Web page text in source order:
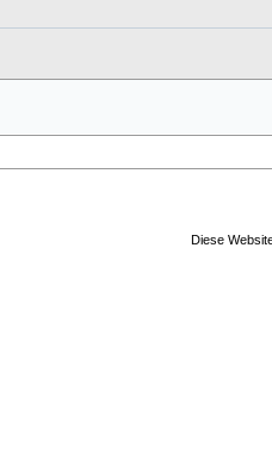
Diese